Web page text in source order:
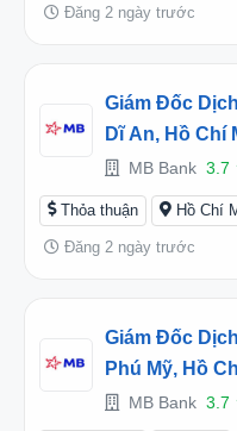
Đăng 2 ngày trước
Giám Đốc
Dĩ An, Hồ Chí
MB Bank 3.7
Thỏa thuận Hồ Chí
Đăng 2 ngày trước
Giám Đốc
Phú Mỹ, Hồ
MB Bank 3.7